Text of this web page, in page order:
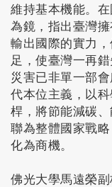
維持基本機能。
為鏡，指出臺灣
輸出國際的實力
足，使臺灣一再
災害已非單一部
代本位主義，以
桿，將節能減碳
聯為整體國家戰
化為商機。
佛光大學馬遠榮